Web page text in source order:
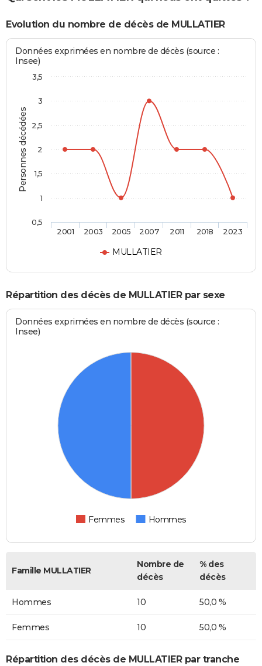
Evolution du nombre de décès de MULLATIER
Personnes décédées
Données exprimées en nombre de décès (source :
Insee)
MULLATIER
2001 2003 2005 2007 2011 2018 2023
0,5
1
1,5
2
2,5
3
3,5
Répartition des décès de MULLATIER par sexe
Données exprimées en nombre de décès (source :
Insee)
Femmes Hommes
Famille MULLATIER
Nombre de
décès
% des
décès
Hommes 10 50,0 %
Femmes 10 50,0 %
Répartition des décès de MULLATIER par tranche